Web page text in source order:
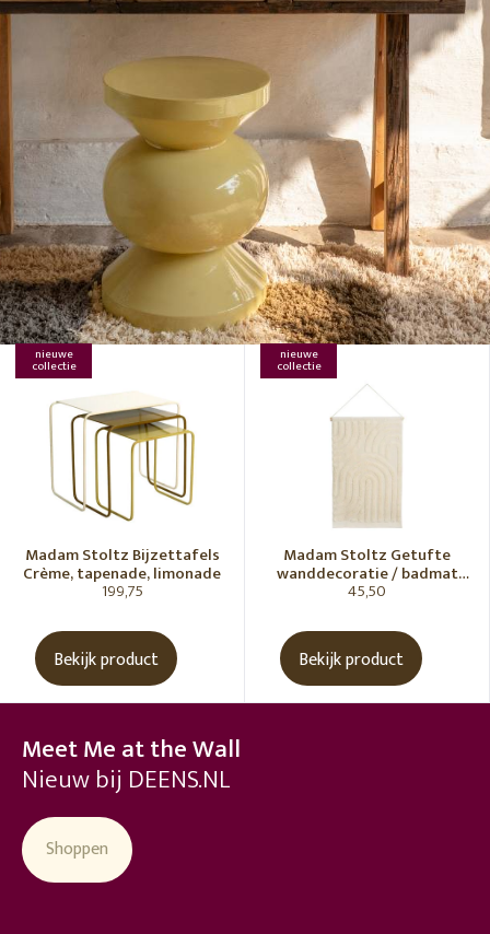
nieuwe
collectie
Madam Stoltz Bijzettafels
Crème, tapenade, limonade
199,75
Bekijk product
nieuwe
collectie
Madam Stoltz Getufte
wanddecoratie / badmat
Vanille
45,50
Bekijk product
Meet Me at the Wall
Nieuw bij DEENS.NL
Shoppen